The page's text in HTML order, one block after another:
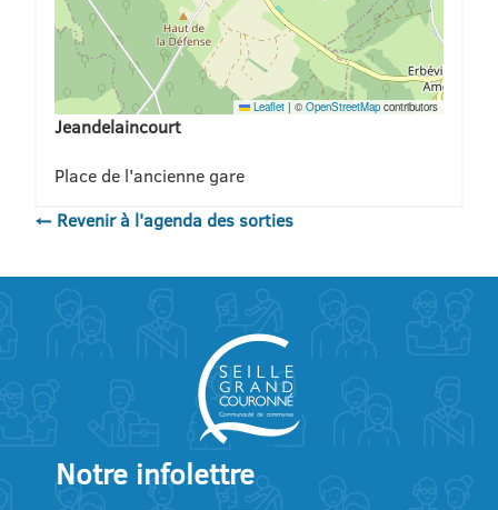
Leaflet | ©OpenStreetMap contributors
Jeandelaincourt
Place de l'ancienne gare
← Revenir à l'agenda des sorties
Notre infolettre